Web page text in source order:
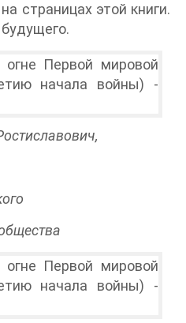
страницах этой книги.